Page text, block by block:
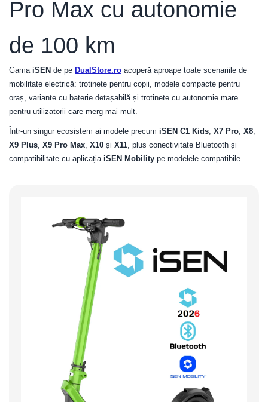
Pro Max cu autonomie
de 100 km
Gama iSEN de pe DualStore.ro acoperă aproape toate scenariile de
mobilitate electrică: trotinete pentru copii, modele compacte pentru
oraș, variante cu baterie detașabilă și trotinete cu autonomie mare
pentru utilizatorii care merg mai mult.
Într-un singur ecosistem ai modele precum iSEN C1 Kids X7 Pro X8
X9 Plus X9 Pro Max X10 și X11 , plus conectivitate Bluetooth și
compatibilitate cu aplicația iSEN Mobility pe modelele compatibile.